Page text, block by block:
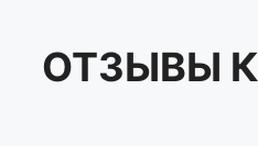
ОТЗЫВЫ